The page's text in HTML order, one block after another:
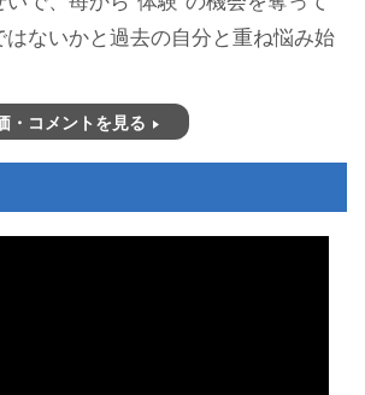
はないかと過去の自分と重ね悩み始
・コメントを見る